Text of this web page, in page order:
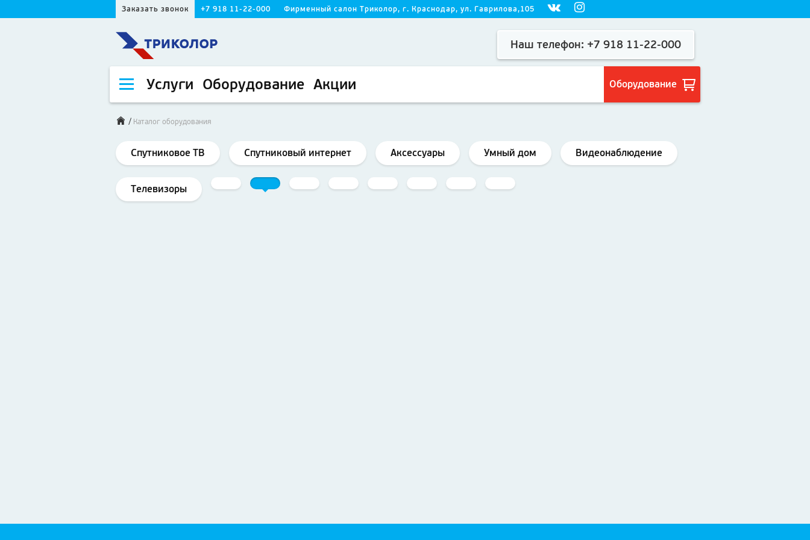
Заказать звонок +7 918 11-22-000 Фирменный салон Триколор, г. Краснодар, ул. Гаврилова,105
Наш телефон: +7 918 11-22-000
Услуги Оборудование Акции Оборудование
/ Каталог оборудования
Спутниковое ТВ Спутниковый интернет Аксессуары Умный дом Видеонаблюдение
Телевизоры